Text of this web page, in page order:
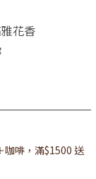
花香
咖啡，滿$1500 送